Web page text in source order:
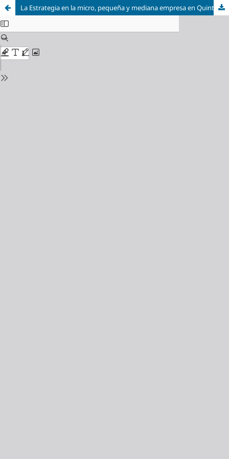
La Estrategia en la micro, pequeña y mediana empresa en Quintana Roo, México: un análisis multifactorial.